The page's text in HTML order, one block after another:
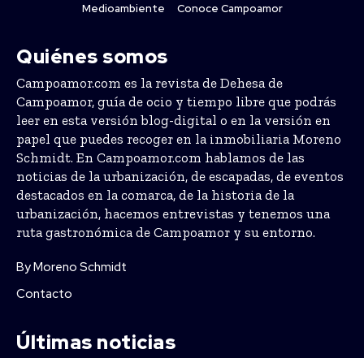
Medioambiente
Conoce Campoamor
Quiénes somos
Campoamor.com es la revista de Dehesa de
Campoamor, guía de ocio y tiempo libre que podrás
leer en esta versión blog-digital o en la versión en
papel que puedes recoger en la inmobiliaria Moreno
Schmidt. En Campoamor.com hablamos de las
noticias de la urbanización, de escapadas, de eventos
destacados en la comarca, de la historia de la
urbanización, hacemos entrevistas y tenemos una
ruta gastronómica de Campoamor y su entorno.
By Moreno Schmidt
Contacto
Últimas noticias